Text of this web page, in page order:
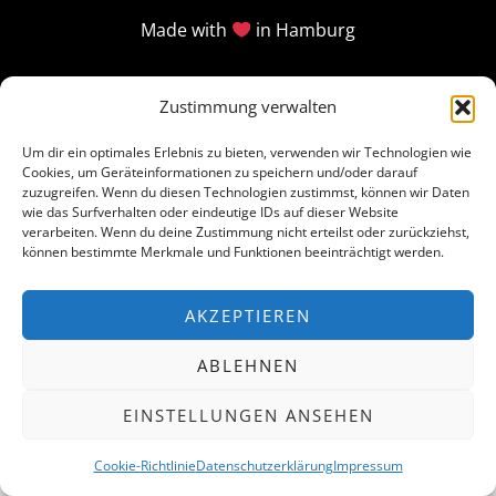
Zustimmung verwalten
Um dir ein optimales Erlebnis zu bieten, verwenden wir Technologien wie
Cookies, um Geräteinformationen zu speichern und/oder darauf
zuzugreifen. Wenn du diesen Technologien zustimmst, können wir Daten
wie das Surfverhalten oder eindeutige IDs auf dieser Website
verarbeiten. Wenn du deine Zustimmung nicht erteilst oder zurückziehst,
können bestimmte Merkmale und Funktionen beeinträchtigt werden.
AKZEPTIEREN
ABLEHNEN
EINSTELLUNGEN ANSEHEN
Cookie-RichtlinieDatenschutzerklärungImpressum
Made with in Hamburg